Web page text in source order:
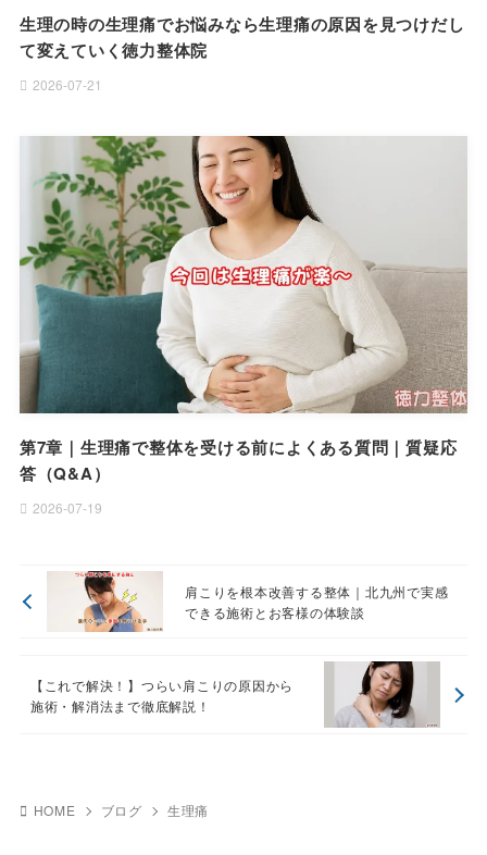
生理の時の生理痛でお悩みなら生理痛の原因を見つけだし
て変えていく徳力整体院
2026-07-21
第7章｜生理痛で整体を受ける前によくある質問｜質疑応
答（Q&A）
2026-07-19
肩こりを根本改善する整体｜北九州で実感
できる施術とお客様の体験談
【これで解決！】つらい肩こりの原因から
施術・解消法まで徹底解説！
HOME ブログ 生理痛